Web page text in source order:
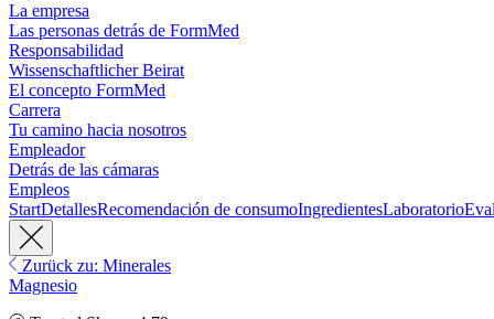
La empresa
Las personas detrás de FormMed
Responsabilidad
Wissenschaftlicher Beirat
El concepto FormMed
Carrera
Tu camino hacia nosotros
Empleador
Detrás de las cámaras
Empleos
StartDetallesRecomendación de consumoIngredientesLaboratorio
Zurück zu: Minerales
Magnesio